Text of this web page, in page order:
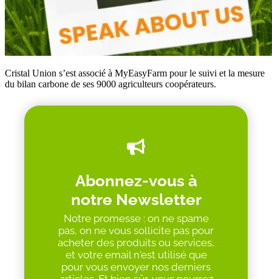
Cristal Union s’est associé à MyEasyFarm pour le suivi et la mesure
du bilan carbone de ses 9000 agriculteurs coopérateurs.
Abonnez-vous à
notre Newsletter
Notre promesse : on ne spame
pas, on ne vous sollicite pas pour
acheter des produits ou services,
et votre email n'est utilisé que
pour vous envoyer nos derniers